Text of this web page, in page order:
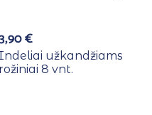
€
Indeliai užkandžiams
rožiniai 8 vnt.